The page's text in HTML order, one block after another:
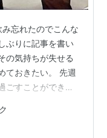
忘れたのでこんな
ぶりに記事を書い
の気持ちが失せる
ておきたい。 先週
ごすことができて
ているという
体が重い、首か